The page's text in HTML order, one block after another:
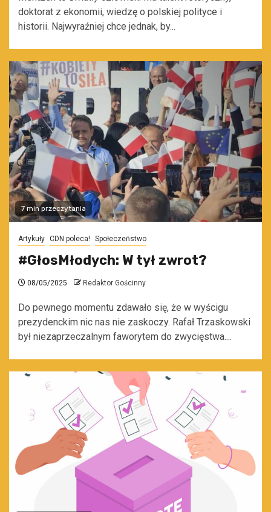
doktorat z ekonomii, wiedzę o polskiej polityce i
historii. Najwyraźniej chce jednak, by...
7 min przeczytania
Artykuły CDN poleca! Społeczeństwo
#GłosMłodych: W tył zwrot?
08/05/2025 Redaktor Gościnny
Do pewnego momentu zdawało się, że w wyścigu
prezydenckim nic nas nie zaskoczy. Rafał Trzaskowski
był niezaprzeczalnym faworytem do zwycięstwa....